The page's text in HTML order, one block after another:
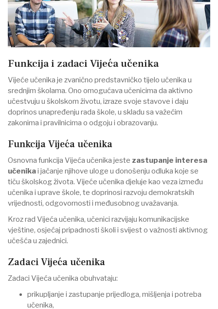
Funkcija i zadaci Vijeća učenika
Vijeće učenika je zvanično predstavničko tijelo učenika u
srednjim školama. Ono omogućava učenicima da aktivno
učestvuju u školskom životu, izraze svoje stavove i daju
doprinos unapređenju rada škole, u skladu sa važećim
zakonima i pravilnicima o odgoju i obrazovanju.
Funkcija Vijeća učenika
Osnovna funkcija Vijeća učenika jeste zastupanje interesa
učenikai jačanje njihove uloge u donošenju odluka koje se
tiču školskog života. Vijeće učenika djeluje kao veza između
učenika i uprave škole, te doprinosi razvoju demokratskih
vrijednosti, odgovornosti i međusobnog uvažavanja.
Kroz rad Vijeća učenika, učenici razvijaju komunikacijske
vještine, osjećaj pripadnosti školi i svijest o važnosti aktivnog
učešća u zajednici.
Zadaci Vijeća učenika
Zadaci Vijeća učenika obuhvataju:
prikupljanje i zastupanje prijedloga, mišljenja i potreba
učenika,